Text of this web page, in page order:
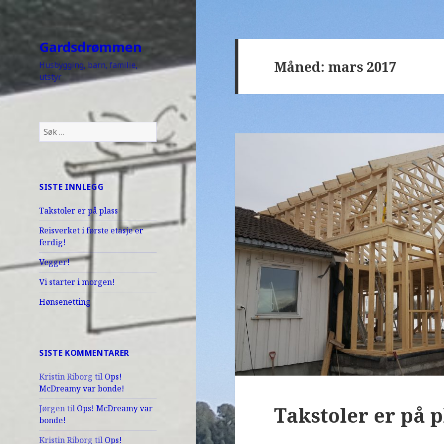
Gardsdrømmen
Husbygging, barn, familie,
utstyr
Søk
etter:
SISTE INNLEGG
Takstoler er på plass
Reisverket i første etasje er
ferdig!
Vegger!
Vi starter i morgen!
Hønsenetting
SISTE KOMMENTARER
Kristin Riborg til Ops!
McDreamy var bonde!
Jørgentil Ops! McDreamy var
bonde!
Kristin Riborg til Ops!
Måned: mars 2017
Takstoler er på